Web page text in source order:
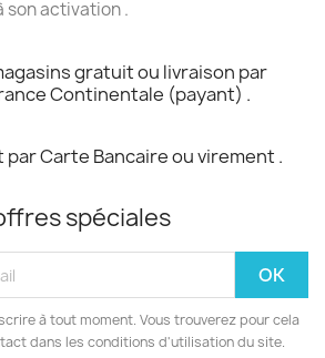
son activation .
gratuit ou livraison par
Continentale (payant) .
par Carte Bancaire ou virement .
spéciales
à tout moment. Vous trouverez pour cela
dans les conditions d'utilisation du site.